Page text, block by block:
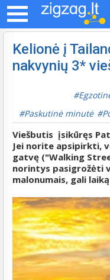
Kelionė į
nakvynių 3*
Paskutinė minutė
Viešbutis įsikūręs
Jei norite apsipirkti,
gatvę ("Walking
norintys pasigrožėti
malonumais, gali